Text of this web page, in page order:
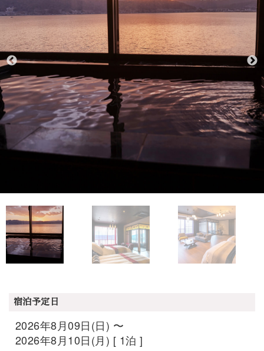
宿泊予定日
2026年8月09日(日) 〜
2026年8月10日(月) [ 1泊 ]